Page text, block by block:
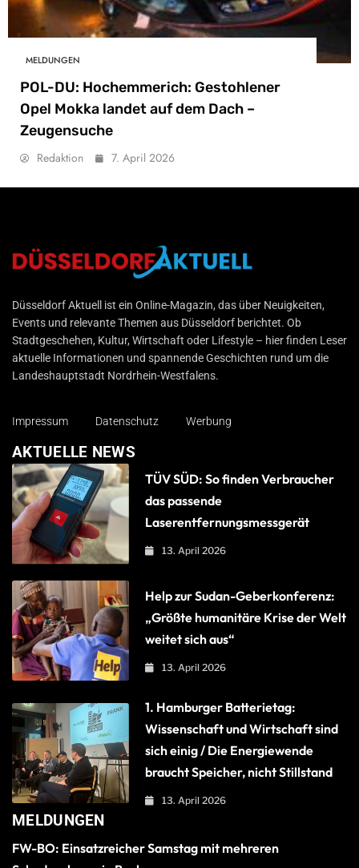
MELDUNGEN
POL-DU: Hochemmerich: Gestohlener
Opel Mokka landet auf dem Dach –
Zeugensuche
Redaktion 7. April 2026
Düsseldorf Aktuell
Düsseldorf Aktuell ist ein Online-Magazin, das über Neuigkeiten,
Events und relevante Themen aus Düsseldorf berichtet. Ob
Stadtgeschehen, Kultur, Wirtschaft oder Lifestyle – hier finden Leser
aktuelle Informationen und spannende Geschichten rund um die
Landeshauptstadt Nordrhein-Westfalens.
Impressum Datenschutz Werbung
AKTUELLE NEWS
TÜV SÜD: So finden Verbraucher
das passende
Laserentfernungsmessgerät
13. April 2026
Help zur Sudan-Geberkonferenz:
„Größte humanitäre Krise der Welt
weitet sich aus“
13. April 2026
1. Hamburger Batterietag:
Wissenschaft und Wirtschaft sind
sich einig / Die Energiewende
braucht Speicher, nicht Stillstand
13. April 2026
MELDUNGEN
FW-BO: Einsatzreicher Samstag mit mehreren